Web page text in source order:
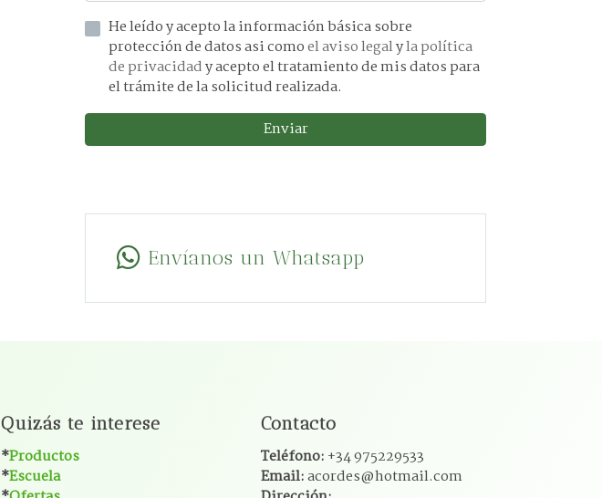
He leído y acepto la información básica sobre
protección de datos asi comoel aviso legalyla política
de privacidady acepto el tratamiento de mis datos para
el trámite de la solicitud realizada.
Enviar
Envíanos un Whatsapp
Quizás te interese
*Productos
*Escuela
Contacto
Teléfono: +34 975229533
Email:acordes@hotmail.com